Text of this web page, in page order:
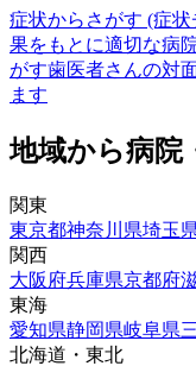
症状からさがす (症
果をもとに適切な病
がす歯医者さんの対
ます
地域から病院
関東
東京都神奈川県埼玉
関西
大阪府兵庫県京都府
東海
愛知県静岡県岐阜県
北海道・東北